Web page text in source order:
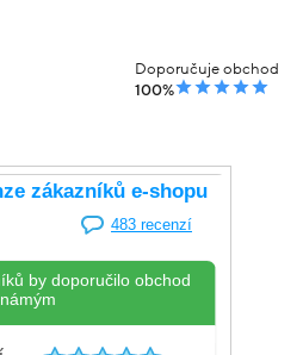
Doporučuje obchod
100%